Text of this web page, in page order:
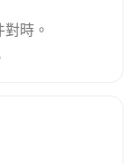
時。